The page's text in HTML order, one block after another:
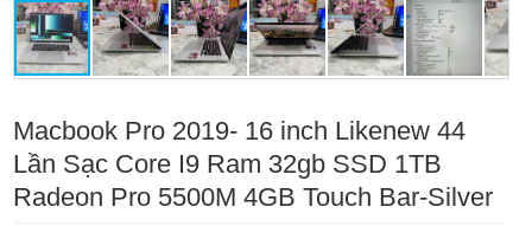
Macbook Pro 2019- 16 inch Likenew 44
Lần Sạc Core I9 Ram 32gb SSD 1TB
Radeon Pro 5500M 4GB Touch Bar-Silver